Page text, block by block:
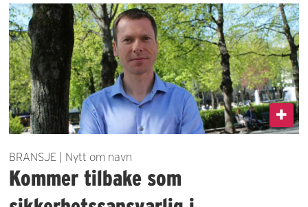
BRANSJE | Nytt om navn
Kommer tilbake som